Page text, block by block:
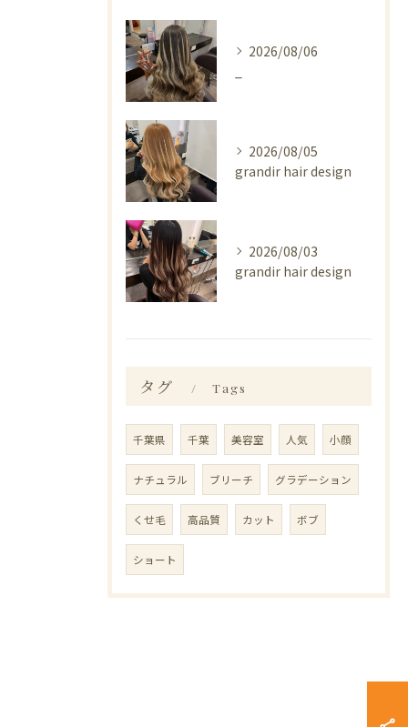
2026/08/06
2026/08/05
grandir hair design
2026/08/03
grandir hair design
タグ Tags
千葉県 千葉 美容室 人気 小顔
ナチュラル ブリーチ グラデーション
くせ毛 高品質 カット ボブ
ショート